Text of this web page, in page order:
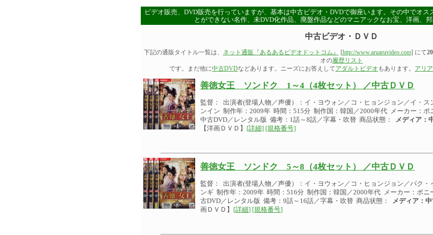
ビデオ販売、DVD販売を行っていますが、基本は中古ビデオ・DVDで御座います。その中でオス
とができない名作、未DVD化作品、廃盤作品などのマニアックなお宝、洋画、邦
中古ビデオ・ＤＶＤ
下記の通販タイトル一覧は、 ネット通販『あるあるビデオドットコム』 [http://www.aruaruvideo.com] にて
オの履歴リスト
です。まだ他に中古DVDなどあります。ニーズにお答えしてアダルトビデオ もあります。 アリ
善徳女王 ソンドク 1～4（4枚セット） ／中古ＤＶＤ
監督： 出演者(登場人物／声優）：イ・ヨウォン／コ・ヒョンジョン／イ・ス
ンイン 制作年：2009年 時間：515分 制作国：韓国／2000年代 メーカー：ポ
中古DVD／レンタル版 備考：1話～8話／字幕・吹替 商品状態：
メディア：
【洋画ＤＶＤ】
[詳細] [規格番号]
善徳女王 ソンドク 5～8（4枚セット） ／中古ＤＶＤ
監督： 出演者(登場人物／声優）：イ・ヨウォン／コ・ヒョンジョン／パク・
ンギ 制作年：2009年 時間：516分 制作国：韓国／2000年代 メーカー：ポニ
古DVD／レンタル版 備考：9話～16話／字幕・吹替 商品状態：
メディア：
画ＤＶＤ】
[詳細] [規格番号]